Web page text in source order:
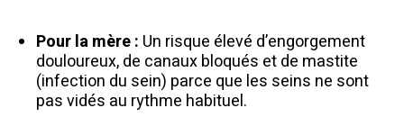
Pour la mère : Un risque élevé d’engorgement
douloureux, de canaux bloqués et de mastite
(infection du sein) parce que les seins ne sont
pas vidés au rythme habituel.